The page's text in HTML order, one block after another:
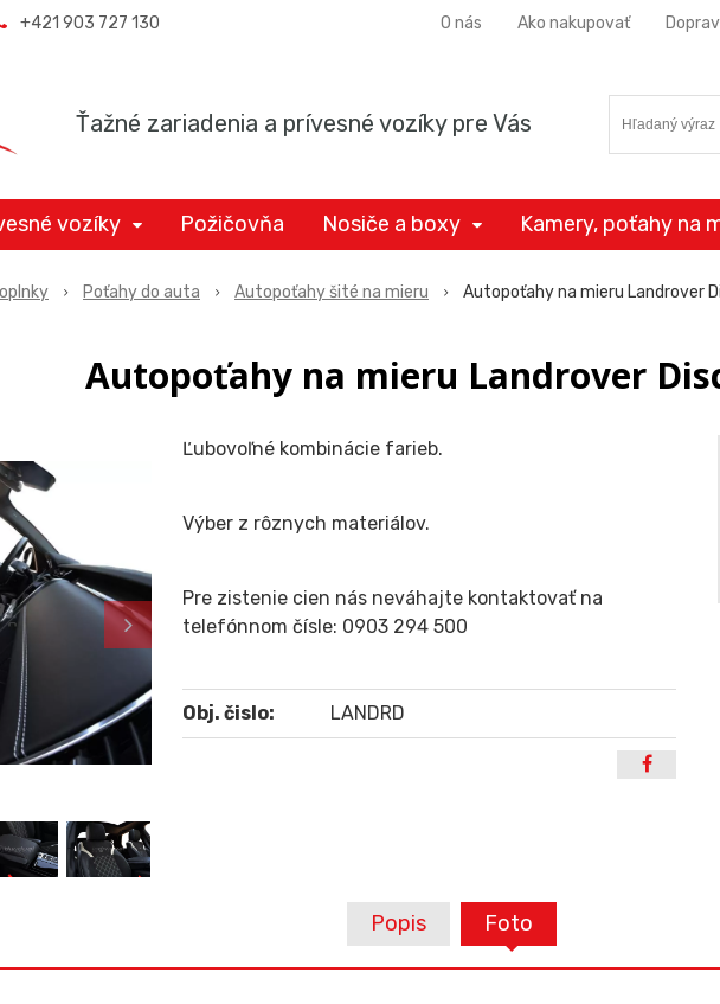
Ťažné zariadenia a prívesné vozíky pre Vás
+421 903 727 130 O nás Ako nakupovať
vozíky Požičovňa Nosiče a boxy Kamery, poťahy na
Poťahy do auta Autopoťahy šité na mieru Autopoťahy na mieru Landrover
Autopoťahy na mieru Landrover
Ľubovoľné kombinácie farieb.
Výber z rôznych materiálov.
Pre zistenie cien nás neváhajte kontaktovať na
telefónnom čísle: 0903 294 500
Obj. čislo: LANDRD
Popis Foto